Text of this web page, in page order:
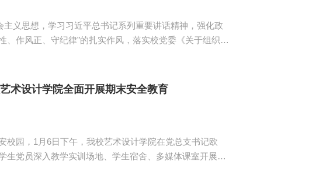
义思想，学习习近平总书记系列重要讲话精神，强化政
、作风正、守纪律”的扎实作风，落实校党委《关于组织开
会议。会议由关树基主持。 为深入学...
术设计学院全面开展期末安全教育
校园，1月6日下午，我校艺术设计学院在党总支书记欧
党员深入教学实训场地、学生宿舍、多媒体课室开展期